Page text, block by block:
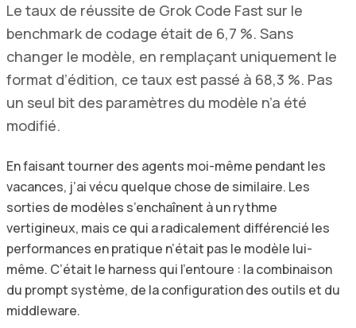
Le taux de réussite de Grok Code Fast sur le
benchmark de codage était de 6,7 %. Sans
changer le modèle, en remplaçant uniquement le
format d’édition, ce taux est passé à 68,3 %. Pas
un seul bit des paramètres du modèle n’a été
modifié.
En faisant tourner des agents moi-même pendant les
vacances, j’ai vécu quelque chose de similaire. Les
sorties de modèles s’enchaînent à un rythme
vertigineux, mais ce qui a radicalement différencié les
performances en pratique n’était pas le modèle lui-
même. C’était le harness qui l’entoure : la combinaison
du prompt système, de la configuration des outils et du
middleware.